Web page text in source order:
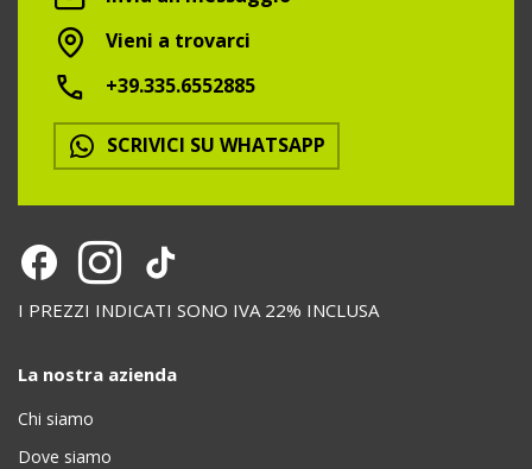
Vieni a trovarci
+39.335.6552885
SCRIVICI SU WHATSAPP
I PREZZI INDICATI SONO IVA 22% INCLUSA
La nostra azienda
Chi siamo
Dove siamo